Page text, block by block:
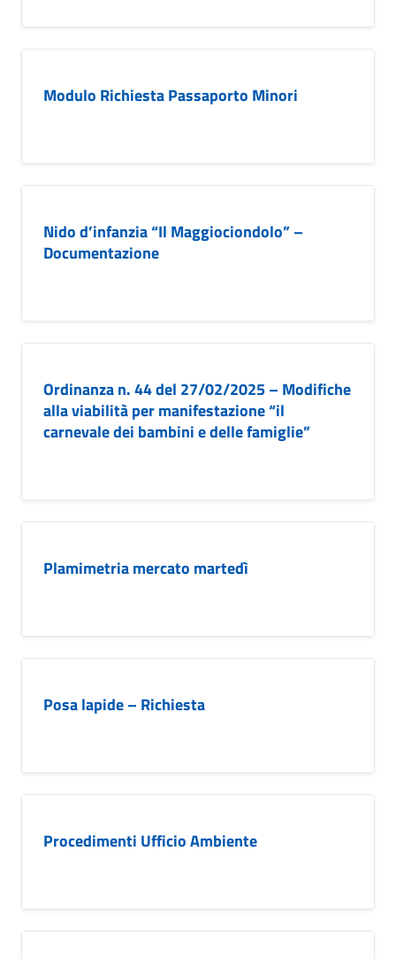
Modulo Richiesta Passaporto Minori
Nido d’infanzia “Il Maggiociondolo” –
Documentazione
Ordinanza n. 44 del 27/02/2025 – Modifiche
alla viabilità per manifestazione “il
carnevale dei bambini e delle famiglie”
Plamimetria mercato martedì
Posa lapide – Richiesta
Procedimenti Ufficio Ambiente